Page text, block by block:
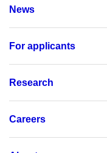
News
For applicants
Research
Careers